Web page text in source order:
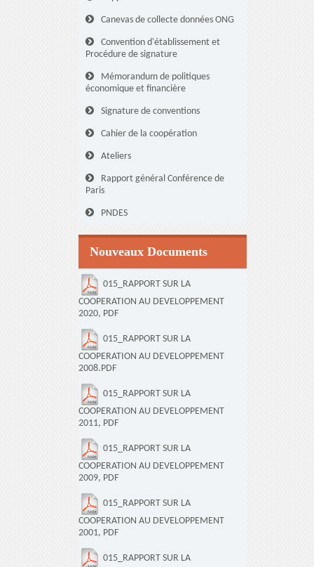
Canevas de collecte données ONG
Convention d'établissement et
Procédure de signature
Mémorandum de politiques
économique et financière
Signature de conventions
Cahier de la coopération
Ateliers
Rapport général Conférence de
Paris
PNDES
Nouveaux Documents
015_RAPPORT SUR LA
COOPERATION AU DEVELOPPEMENT
2020, PDF
015_RAPPORT SUR LA
COOPERATION AU DEVELOPPEMENT
2008.PDF
015_RAPPORT SUR LA
COOPERATION AU DEVELOPPEMENT
2011, PDF
015_RAPPORT SUR LA
COOPERATION AU DEVELOPPEMENT
2009, PDF
015_RAPPORT SUR LA
COOPERATION AU DEVELOPPEMENT
2001, PDF
015_RAPPORT SUR LA